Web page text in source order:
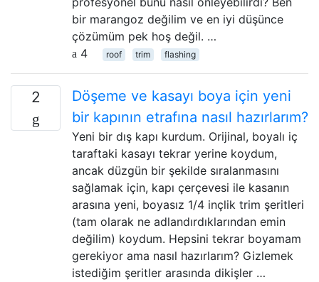
bir marangoz değilim ve en iyi düşünce
çözümüm pek hoş değil. …
4
roof trim flashing
2
Döşeme ve kasayı boya için yeni
bir kapının etrafına nasıl hazırlarım?
Yeni bir dış kapı kurdum. Orijinal, boyalı iç
taraftaki kasayı tekrar yerine koydum,
ancak düzgün bir şekilde sıralanmasını
sağlamak için, kapı çerçevesi ile kasanın
arasına yeni, boyasız 1/4 inçlik trim şeritleri
(tam olarak ne adlandırdıklarından emin
değilim) koydum. Hepsini tekrar boyamam
gerekiyor ama nasıl hazırlarım? Gizlemek
istediğim şeritler arasında dikişler …